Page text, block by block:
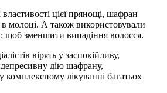
цієї прянощі, шафран
молоці. А також використовували
щоб зменшити випадіння волосся.
вірять у заспокійливу,
дію шафрану,
лікуванні багатьох